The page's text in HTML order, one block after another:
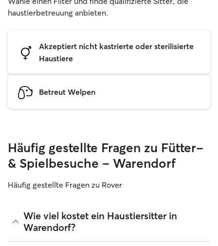
haustierbetreuung anbieten.
Akzeptiert nicht kastrierte oder sterilisierte
Haustiere
Betreut Welpen
Häufig gestellte Fragen zu Fütter-
& Spielbesuche – Warendorf
Häufig gestellte Fragen zu Rover
Wie viel kostet ein Haustiersitter in
Warendorf?